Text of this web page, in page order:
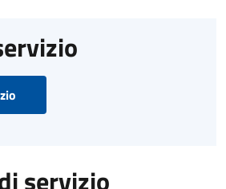
servizio